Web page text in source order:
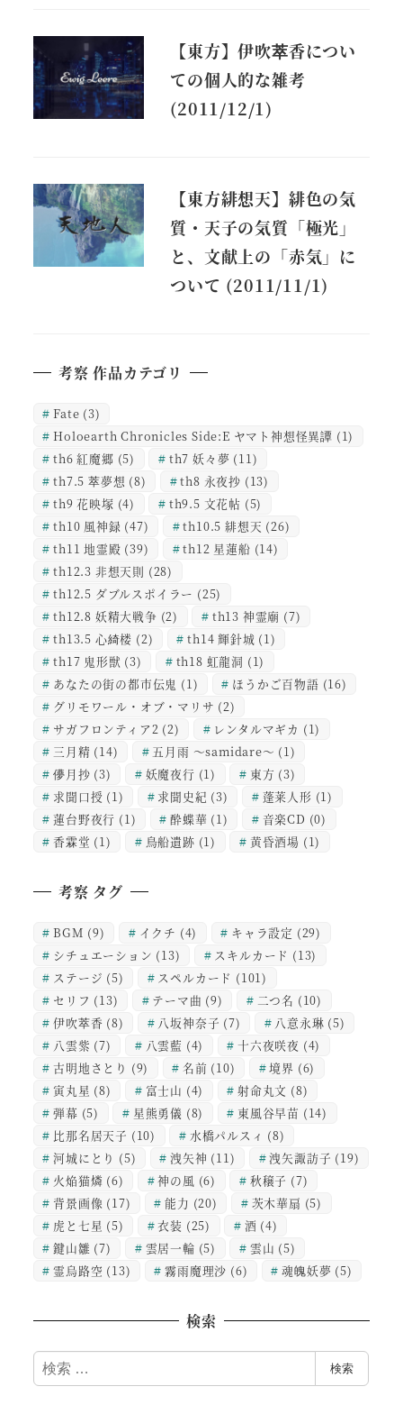
【東方】伊吹萃香につい
ての個人的な雑考
(2011/12/1)
【東方緋想天】緋色の気
質・天子の気質「極光」
と、文献上の「赤気」に
ついて (2011/11/1)
考察 作品カテゴリ
Fate (3)
Holoearth Chronicles Side:E ヤマト神想怪異譚 (1)
th6 紅魔郷 (5) th7 妖々夢 (11)
th7.5 萃夢想 (8) th8 永夜抄 (13)
th9 花映塚 (4) th9.5 文花帖 (5)
th10 風神録 (47) th10.5 緋想天 (26)
th11 地霊殿 (39) th12 星蓮船 (14)
th12.3 非想天則 (28)
th12.5 ダブルスポイラー (25)
th12.8 妖精大戦争 (2) th13 神霊廟 (7)
th13.5 心綺楼 (2) th14 輝針城 (1)
th17 鬼形獣 (3) th18 虹龍洞 (1)
あなたの街の都市伝鬼 (1) ほうかご百物語 (16)
グリモワール・オブ・マリサ (2)
サガフロンティア2 (2) レンタルマギカ (1)
三月精 (14) 五月雨 ～samidare～ (1)
儚月抄 (3) 妖魔夜行 (1) 東方 (3)
求聞口授 (1) 求聞史紀 (3) 蓬莱人形 (1)
蓮台野夜行 (1) 酔蝶華 (1) 音楽CD (0)
香霖堂 (1) 鳥船遺跡 (1) 黄昏酒場 (1)
考察 タグ
BGM (9) イクチ (4) キャラ設定 (29)
シチュエーション (13) スキルカード (13)
ステージ (5) スペルカード (101)
セリフ (13) テーマ曲 (9) 二つ名 (10)
伊吹萃香 (8) 八坂神奈子 (7) 八意永琳 (5)
八雲紫 (7) 八雲藍 (4) 十六夜咲夜 (4)
古明地さとり (9) 名前 (10) 境界 (6)
寅丸星 (8) 富士山 (4) 射命丸文 (8)
弾幕 (5) 星熊勇儀 (8) 東風谷早苗 (14)
比那名居天子 (10) 水橋パルスィ (8)
河城にとり (5) 洩矢神 (11) 洩矢諏訪子 (19)
火焔猫燐 (6) 神の風 (6) 秋穣子 (7)
背景画像 (17) 能力 (20) 茨木華扇 (5)
虎と七星 (5) 衣装 (25) 酒 (4)
鍵山雛 (7) 雲居一輪 (5) 雲山 (5)
霊烏路空 (13) 霧雨魔理沙 (6) 魂魄妖夢 (5)
検索
検
索
検索